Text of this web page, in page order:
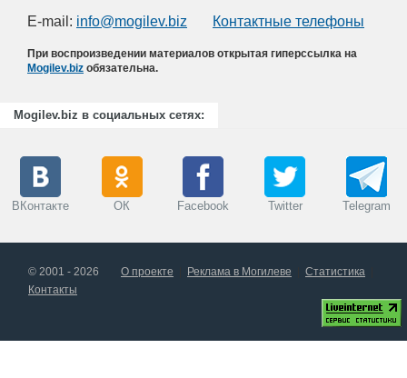
E-mail: info@mogilev.biz Контактные телефоны
При воспроизведении материалов открытая гиперссылка на
Mogilev.biz обязательна.
Mogilev.biz в социальных сетях:
ВКонтакте ОК Facebook Twitter Telegram
© 2001 - 2026 О проекте Реклама в Могилеве
Статистика
Контакты